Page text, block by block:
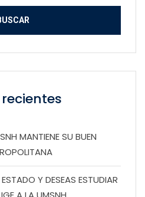
MANTIENE SU BUEN
Y DESEAS ESTUDIAR